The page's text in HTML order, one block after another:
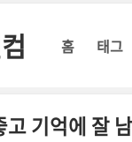
홈 태그
기억에 잘